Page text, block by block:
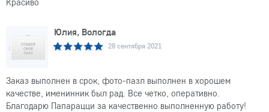
Юлия, Вологда
28 сентября 2021
Заказ выполнен в срок, фото-пазл выполнен в хорошем
качестве, именинник был рад. Все четко, оперативно.
Благодарю Папарацци за качественно выполненную работу!